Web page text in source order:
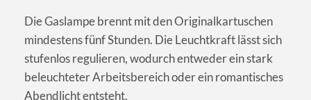
Die Gaslampe brennt mit den Originalkartuschen
mindestens fünf Stunden. Die Leuchtkraft lässt sich
stufenlos regulieren, wodurch entweder ein stark
beleuchteter Arbeitsbereich oder ein romantisches
Abendlicht entsteht.